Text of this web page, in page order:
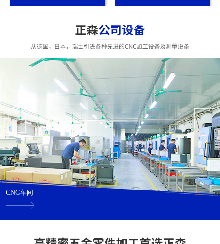
CNC车间